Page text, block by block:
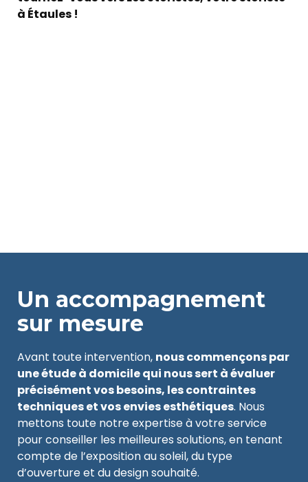
à Étaules !
Un accompagnement
sur mesure
Avant toute intervention, nous commençons par
une étude à domicile qui nous sert à évaluer
précisément vos besoins, les contraintes
techniques et vos envies esthétiques. Nous
mettons toute notre expertise à votre service
pour conseiller les meilleures solutions, en tenant
compte de l’exposition au soleil, du type
d’ouverture et du design souhaité.